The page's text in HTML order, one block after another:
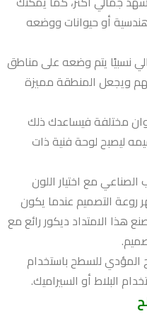
أو حيوانات ووضعه
نسبيًا يتم وضعه على مناطق
ويجعل المنطقة مميزة
مختلفة فيساعدك ذلك
ليصبح لوحة فنية ذات
مع اختيار اللون
التصميم عندما يكون
هذا الامتداد ديكور رائع مع
المؤدي للسطح باستخدام
البلاط أو السيراميك.